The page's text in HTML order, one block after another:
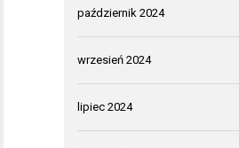
październik 2024
wrzesień 2024
lipiec 2024